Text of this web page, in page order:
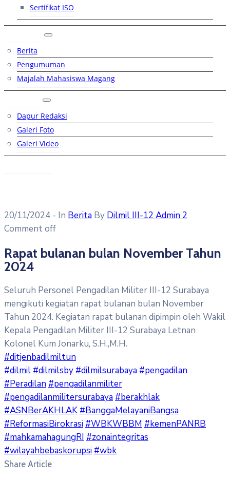
Sertifikat ISO
Berita
Pengumuman
Majalah Mahasiswa Magang
Dapur Redaksi
Galeri Foto
Galeri Video
20/11/2024 - In Berita By Dilmil III-12 Admin 2
Comment off
Rapat bulanan bulan November Tahun
2024
Seluruh Personel Pengadilan Militer III-12 Surabaya
mengikuti kegiatan rapat bulanan bulan November
Tahun 2024. Kegiatan rapat bulanan dipimpin oleh Wakil
Kepala Pengadilan Militer III-12 Surabaya Letnan
Kolonel Kum Jonarku, S.H.,M.H.
#ditjenbadilmiltun
#dilmil #dilmilsby #dilmilsurabaya #pengadilan
#Peradilan #pengadilanmiliter
#pengadilanmilitersurabaya #berakhlak
#ASNBerAKHLAK #BanggaMelayaniBangsa
#ReformasiBirokrasi #WBKWBBM #kemenPANRB
#mahkamahagungRI #zonaintegritas
#wilayahbebaskorupsi #wbk
Share Article